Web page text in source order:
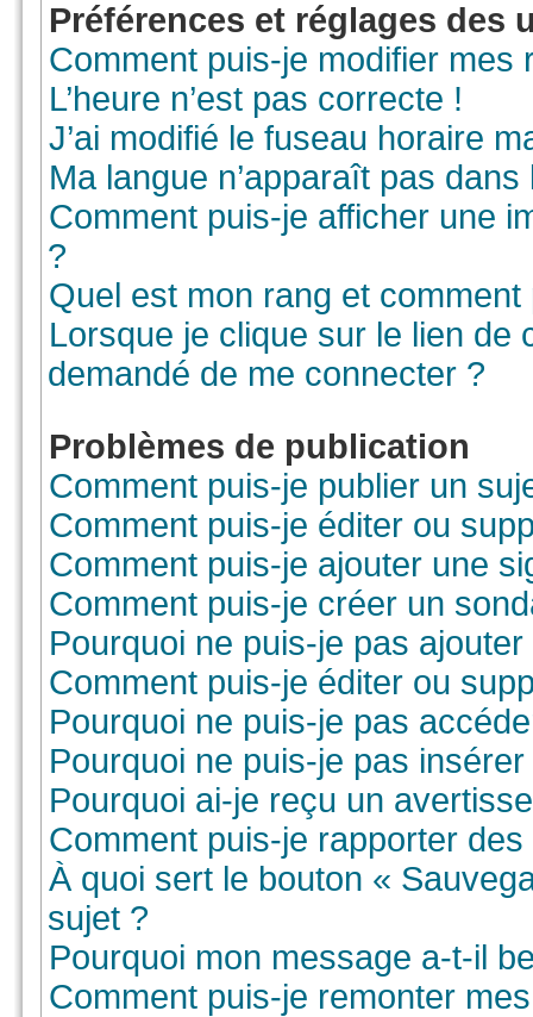
Préférences et réglages des
Comment puis-je modifier mes
L’heure n’est pas correcte !
J’ai modifié le fuseau horaire
Ma langue n’apparaît pas dans
Comment puis-je afficher une
?
Quel est mon rang et
Lorsque je clique sur le lien de
demandé de me connecter ?
Problèmes de publication
Comment puis-je publier un
Comment puis-je éditer ou
Comment puis-je ajouter une
Comment puis-je créer un
Pourquoi ne puis-je pas
Comment puis-je éditer ou
Pourquoi ne puis-je pas
Pourquoi ne puis-je pas
Pourquoi ai-je reçu un
Comment puis-je rapporter
À quoi sert le bouton «
sujet ?
Pourquoi mon message a-t-il
Comment puis-je remonter